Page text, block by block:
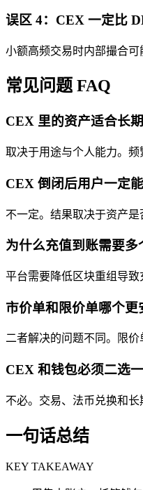
误区 4：CEX 一定比
小额高频交易时内部撮合可
常见问题 FAQ
CEX 里的资产适合长期
取决于用途与个人能力。
CEX 倒闭后用户一定
不一定。结果取决于资产
为什么充值到账需要多
平台需要降低区块重组导
市价单和限价单哪个更
二者解决的问题不同。限
CEX 和钱包必须二选一
不必。交易、法币兑换和
一句话总结
KEY TAKEAWAY